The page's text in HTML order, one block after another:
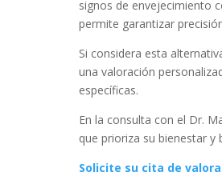
signos de envejecimiento
permite garantizar
Si considera esta
una valoración
específicas.
En la consulta con el Dr.
que prioriza su bienestar y
Solicite su cita de